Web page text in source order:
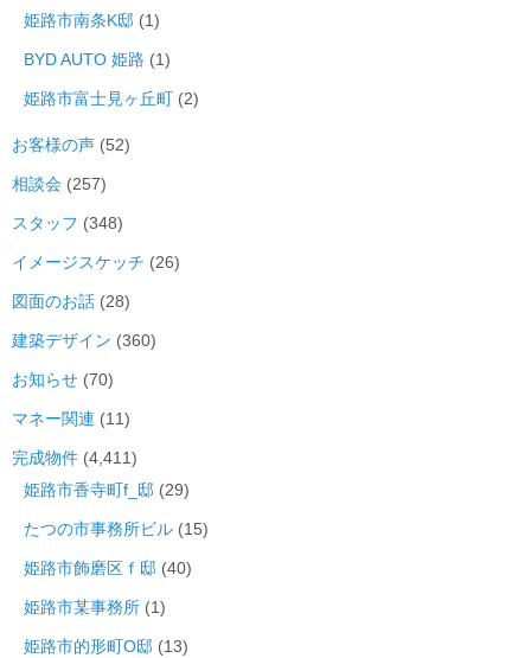
姫路市南条K邸 (1)
BYD AUTO 姫路 (1)
姫路市富士見ヶ丘町 (2)
お客様の声 (52)
相談会 (257)
スタッフ (348)
イメージスケッチ (26)
図面のお話 (28)
建築デザイン (360)
お知らせ (70)
マネー関連 (11)
完成物件 (4,411)
姫路市香寺町f_邸 (29)
たつの市事務所ビル (15)
姫路市飾磨区ｆ邸 (40)
姫路市某事務所 (1)
姫路市的形町O邸 (13)